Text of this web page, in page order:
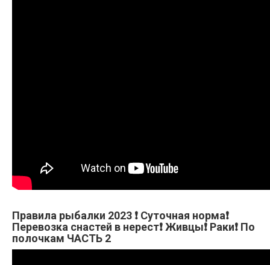
Правила рыбалки 2023 ❗ Суточная норма❗
Перевозка снастей в нерест❗ Живцы❗ Раки❗ По
полочкам ЧАСТЬ 2